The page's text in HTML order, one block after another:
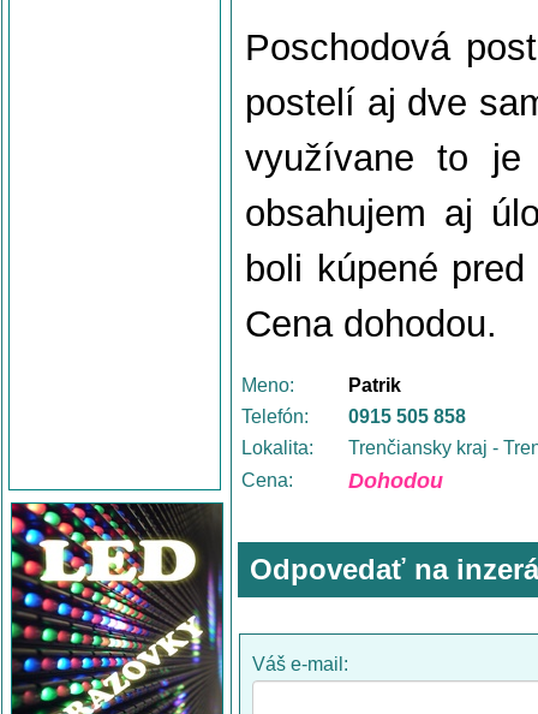
Poschodová
postelí aj dve
využívane to
obsahujem aj
boli kúpené
Cena dohodou.
Meno:
Patrik
Telefón:
0915 505 858
Lokalita:
Trenčiansky kraj -
Cena:
Dohodou
Odpovedať na
Váš e-mail: